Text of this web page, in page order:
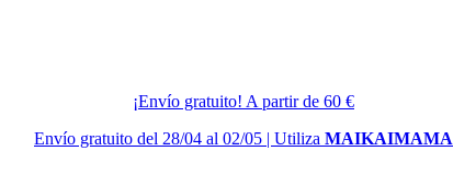
¡Envío gratuito! A partir de 60 €
Envío gratuito del 28/04 al 02/05 | Utiliza MAIKAIMAMA